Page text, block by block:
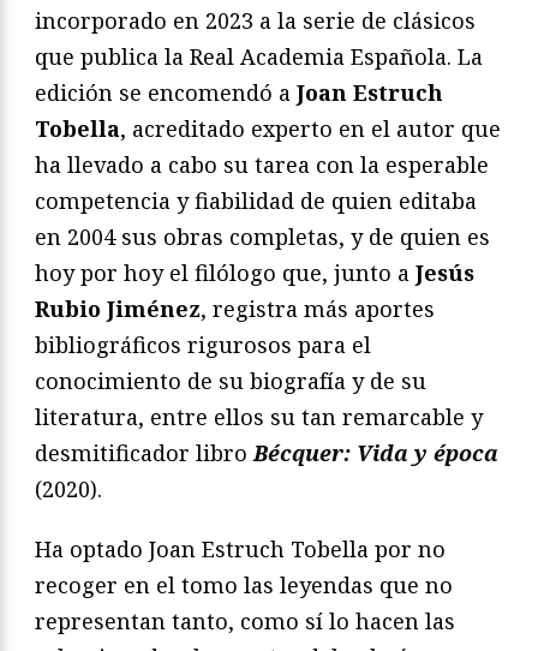
incorporado en 2023 a la serie de clásicos
que publica la Real Academia Española. La
edición se encomendó a Joan Estruch
Tobella, acreditado experto en el autor que
ha llevado a cabo su tarea con la esperable
competencia y fiabilidad de quien editaba
en 2004 sus obras completas, y de quien es
hoy por hoy el filólogo que, junto a Jesús
Rubio Jiménez, registra más aportes
bibliográficos rigurosos para el
conocimiento de su biografía y de su
literatura, entre ellos su tan remarcable y
desmitificador libroBécquer: Vida y época
(2020).
Ha optado Joan Estruch Tobella por no
recoger en el tomo las leyendas que no
representan tanto, como sí lo hacen las